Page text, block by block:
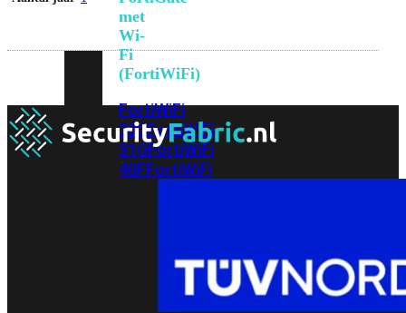
met
Wi-
Fi
(FortiWiFi)
FortiWiFi
30GFortiWiFi
31GFortiWiFi
40FFortiWiFi
FortiWiFi
FortiWiFi
FortiWiFi